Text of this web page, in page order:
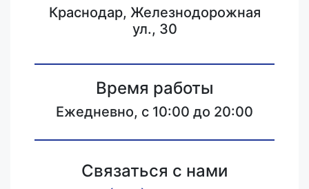
Краснодар, Железнодорожная
ул., 30
Время работы
Ежедневно, с 10:00 до 20:00
Связаться с нами